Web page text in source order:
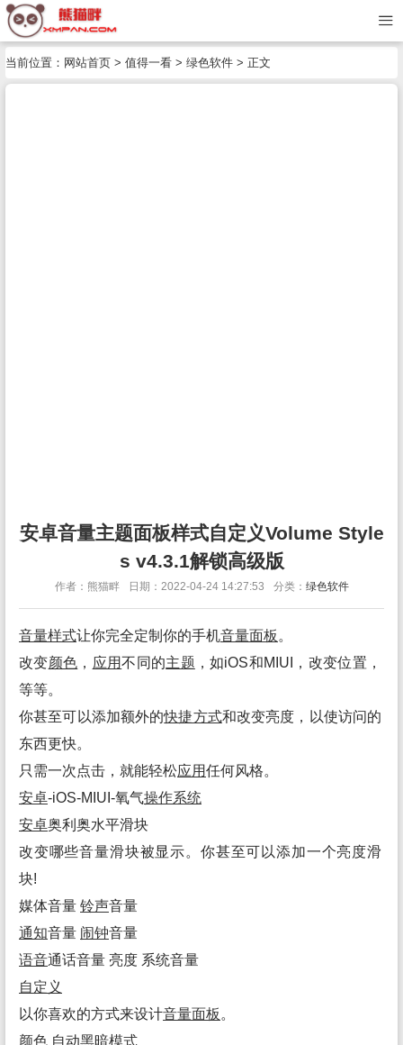
当前位置： 网站首页 > 值得一看 > 绿色软件 > 正文
安卓音量主题面板样式自定义Volume Style
s v4.3.1解锁高级版
作者：熊猫畔 日期：2022-04-24 14:27:53 分类： 绿色软件
音量样式让你完全定制你的手机音量面板 。
改变颜色 ， 应用不同的主题 ，如iOS和MIUI，改变位置，
等等。
你甚至可以添加额外的快捷方式和改变亮度，以使访问的
东西更快。
只需一次点击，就能轻松应用任何风格。
安卓-iOS-MIUI-氧气操作系统
安卓奥利奥水平滑块
改变哪些音量滑块被显示。你甚至可以添加一个亮度滑
块!
媒体音量 铃声音量
通知音量 闹钟音量
语音通话音量 亮度 系统音量
自定义
以你喜欢的方式来设计音量面板 。
颜色 自动黑暗模式